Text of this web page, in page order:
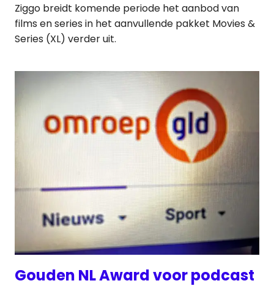
Ziggo breidt komende periode het aanbod van
films en series in het aanvullende pakket Movies &
Series (XL) verder uit.
Gouden NL Award voor podcast